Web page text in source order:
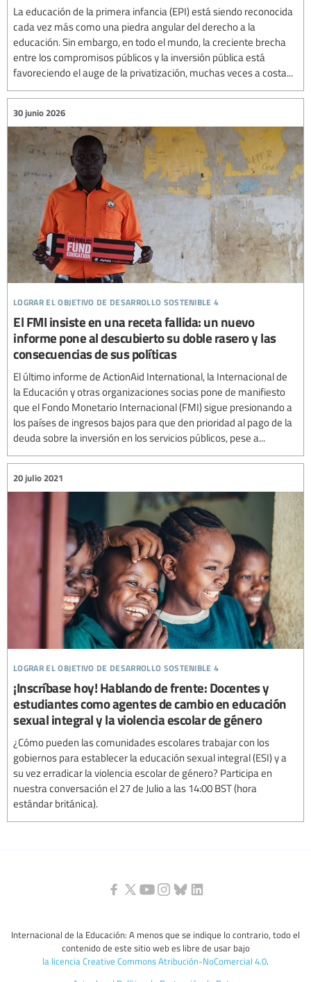
La educación de la primera infancia (EPI) está siendo reconocida
cada vez más como una piedra angular del derecho a la
educación. Sin embargo, en todo el mundo, la creciente brecha
entre los compromisos públicos y la inversión pública está
favoreciendo el auge de la privatización, muchas veces a costa...
lograr el objetivo de desarrollo sostenible 4
30 junio 2026
El FMI insiste en una receta fallida: un nuevo
informe pone al descubierto su doble rasero y las
consecuencias de sus políticas
El último informe de ActionAid International, la Internacional de
la Educación y otras organizaciones socias pone de manifiesto
que el Fondo Monetario Internacional (FMI) sigue presionando a
los países de ingresos bajos para que den prioridad al pago de la
deuda sobre la inversión en los servicios públicos, pese a...
lograr el objetivo de desarrollo sostenible 4
20 julio 2021
¡Inscríbase hoy! Hablando de frente: Docentes y
estudiantes como agentes de cambio en educación
sexual integral y la violencia escolar de género
¿Cómo pueden las comunidades escolares trabajar con los
gobiernos para establecer la educación sexual integral (ESI) y a
su vez erradicar la violencia escolar de género? Participa en
nuestra conversación el 27 de Julio a las 14:00 BST (hora
estándar británica).
Internacional de la Educación: A menos que se indique lo contrario, todo el
contenido de este sitio web es libre de usar bajo
la licencia Creative Commons Atribución-NoComercial 4.0.